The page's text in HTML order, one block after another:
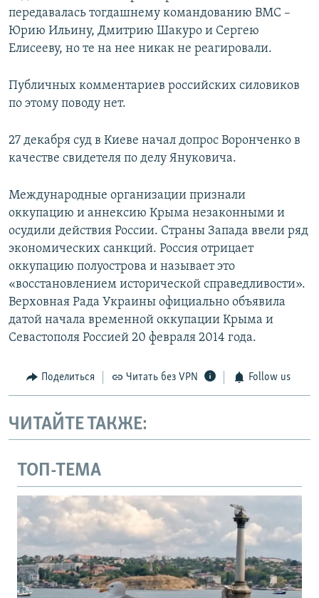
передавалась тогдашнему командованию ВМС –
Юрию Ильину, Дмитрию Шакуро и Сергею
Елисееву, но те на нее никак не реагировали.
Публичных комментариев российских силовиков
по этому поводу нет.
27 декабря суд в Киеве начал допрос Воронченко в
качестве свидетеля по делу Януковича.
Международные организации признали
оккупацию и аннексию Крыма незаконными и
осудили действия России. Страны Запада ввели ряд
экономических санкций. Россия отрицает
оккупацию полуострова и называет это
«восстановлением исторической справедливости».
Верховная Рада Украины официально объявила
датой начала временной оккупации Крыма и
Севастополя Россией 20 февраля 2014 года.
Поделиться Читать без VPN Follow us
ЧИТАЙТЕ ТАКЖЕ:
ТОП-ТЕМА